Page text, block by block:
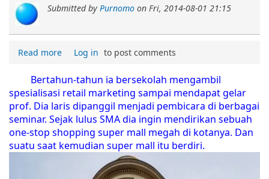
Submitted by Purnomo on Fri, 2014-08-01 21:15
Read more Log in to post comments
Bertahun-tahun ia bersekolah mengambil
spesialisasi retail marketing sampai mendapat gelar
prof. Dia laris dipanggil menjadi pembicara di berbagai
seminar. Sejak lulus SMA dia ingin mendirikan sebuah
one-stop shopping super mall megah di kotanya. Dan
suatu saat kemudian super mall itu berdiri.